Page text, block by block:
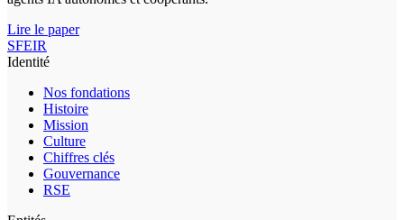
Lire le paper
SFEIR
Identité
Nos fondations
Histoire
Mission
Culture
Chiffres clés
Gouvernance
RSE